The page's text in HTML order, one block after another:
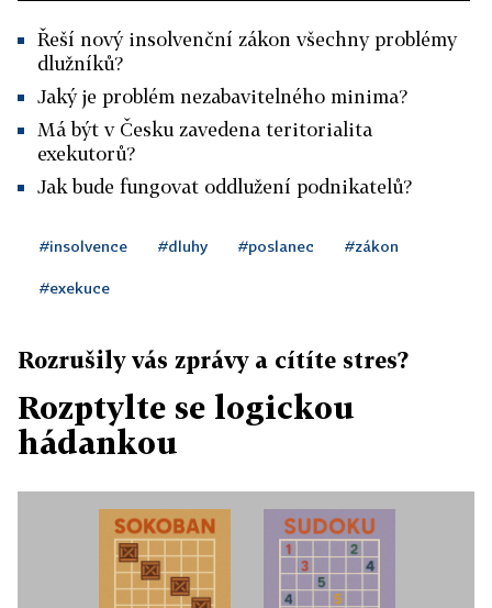
Řeší nový insolvenční zákon všechny problémy
dlužníků?
Jaký je problém nezabavitelného minima?
Má být v Česku zavedena teritorialita
exekutorů?
Jak bude fungovat oddlužení podnikatelů?
#insolvence #dluhy #poslanec #zákon
#exekuce
Rozrušily vás zprávy a cítíte stres?
Rozptylte se logickou
hádankou